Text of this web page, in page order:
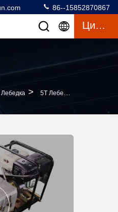
86--15852870867
Цитата
> 5T Лебедка С Двойным Барабаном И Двигателем, Длительный Срок Службы